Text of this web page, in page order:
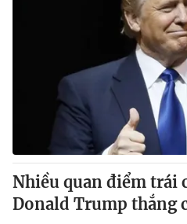
Nhiều quan điểm trái
Donald Trump thắng